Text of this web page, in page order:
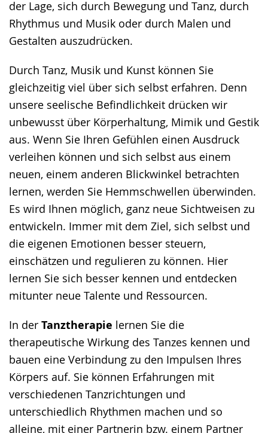
der Lage, sich durch Bewegung und Tanz, durch
Rhythmus und Musik oder durch Malen und
Gestalten auszudrücken.
Durch Tanz, Musik und Kunst können Sie
gleichzeitig viel über sich selbst erfahren. Denn
unsere seelische Befindlichkeit drücken wir
unbewusst über Körperhaltung, Mimik und Gestik
aus. Wenn Sie Ihren Gefühlen einen Ausdruck
verleihen können und sich selbst aus einem
neuen, einem anderen Blickwinkel betrachten
lernen, werden Sie Hemmschwellen überwinden.
Es wird Ihnen möglich, ganz neue Sichtweisen zu
entwickeln. Immer mit dem Ziel, sich selbst und
die eigenen Emotionen besser steuern,
einschätzen und regulieren zu können. Hier
lernen Sie sich besser kennen und entdecken
mitunter neue Talente und Ressourcen.
In der Tanztherapie lernen Sie die
therapeutische Wirkung des Tanzes kennen und
bauen eine Verbindung zu den Impulsen Ihres
Körpers auf. Sie können Erfahrungen mit
verschiedenen Tanzrichtungen und
unterschiedlich Rhythmen machen und so
alleine, mit einer Partnerin bzw. einem Partner